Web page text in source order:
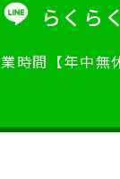
らくら
時間【年中無